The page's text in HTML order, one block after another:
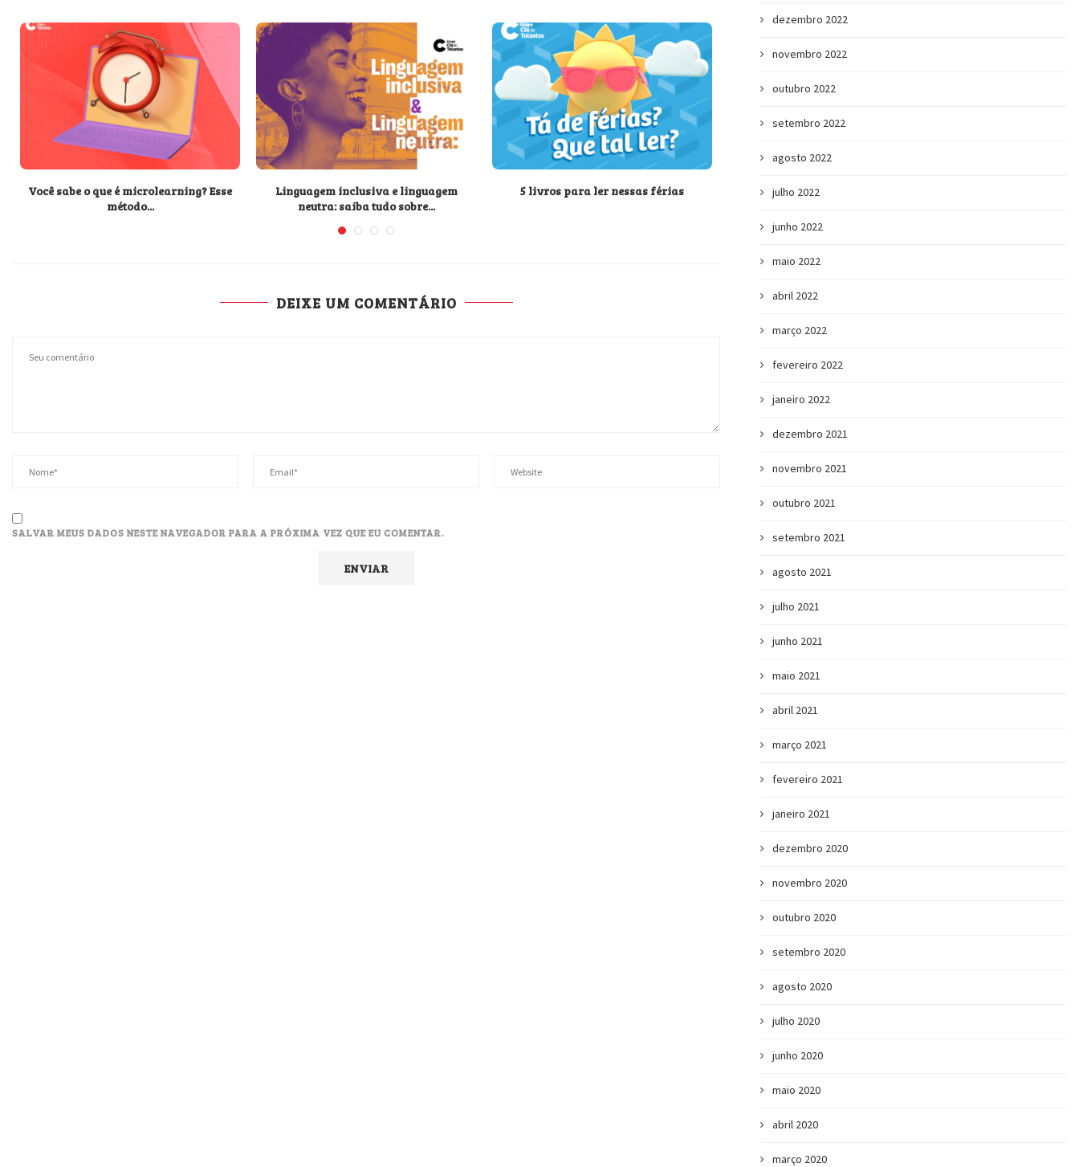
Você sabe o que é microlearning? Esse
método...
Linguagem inclusiva e linguagem
neutra: saiba tudo sobre...
5 livros para ler nessas férias
Processo seletivo 100% online: ele
DEIXE UM COMENTÁRIO
SALVAR MEUS DADOS NESTE NAVEGADOR PARA A PRÓXIMA VEZ QUE EU COMENTAR.
dezembro 2022
novembro 2022
outubro 2022
setembro 2022
agosto 2022
julho 2022
junho 2022
maio 2022
abril 2022
março 2022
fevereiro 2022
janeiro 2022
dezembro 2021
novembro 2021
outubro 2021
setembro 2021
agosto 2021
julho 2021
junho 2021
maio 2021
abril 2021
março 2021
fevereiro 2021
janeiro 2021
dezembro 2020
novembro 2020
outubro 2020
setembro 2020
agosto 2020
julho 2020
junho 2020
maio 2020
abril 2020
março 2020